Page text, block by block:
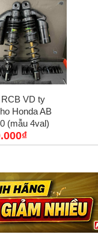
VD ty
Honda AB
(mẫu 4val)